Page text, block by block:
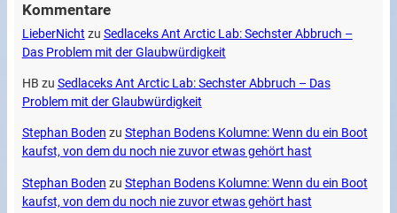
Kommentare
LieberNicht zu Sedlaceks Ant Arctic Lab: Sechster Abbruch –
Das Problem mit der Glaubwürdigkeit
HB zu Sedlaceks Ant Arctic Lab: Sechster Abbruch – Das
Problem mit der Glaubwürdigkeit
Stephan Boden zu Stephan Bodens Kolumne: Wenn du ein Boot
kaufst, von dem du noch nie zuvor etwas gehört hast
Stephan Boden zu Stephan Bodens Kolumne: Wenn du ein Boot
kaufst, von dem du noch nie zuvor etwas gehört hast